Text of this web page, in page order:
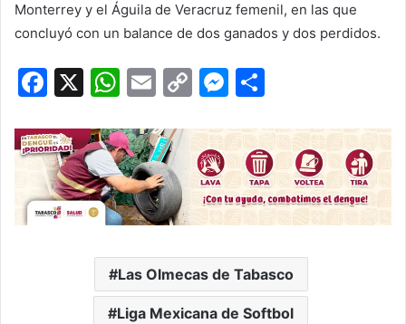
Monterrey y el Águila de Veracruz femenil, en las que
concluyó con un balance de dos ganados y dos perdidos.
F
c
e
b
o
X
W
at
s
A
p
p
E
ai
l
C
p
y
Li
n
k
M
s
s
e
n
g
er
m
p
ar
tir
Las Olmecas de Tabasco
Liga Mexicana de Softbol